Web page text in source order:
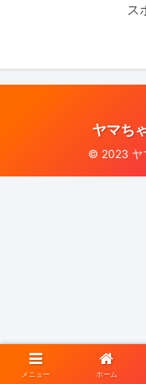
ス
ヤマち
© 2023 ヤ
メニュー ホーム